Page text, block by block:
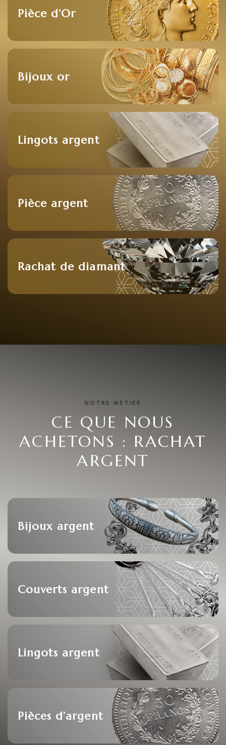
Pièce d’Or
Bijoux or
Lingots argent
Pièce argent
Rachat de diamant
NOTRE MÉTIER
CE QUE NOUS
ACHETONS : RACHAT
ARGENT
Bijoux argent
Couverts argent
Lingots argent
Pièces d’argent